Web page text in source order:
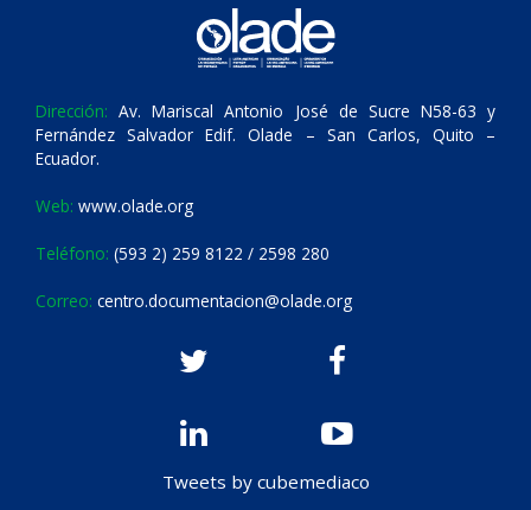
Dirección: Av. Mariscal Antonio José de Sucre N58-63 y
Fernández Salvador Edif. Olade – San Carlos, Quito –
Ecuador.
Web: www.olade.org
Teléfono: (593 2) 259 8122 / 2598 280
Correo: centro.documentacion@olade.org
Tweets by cubemediaco